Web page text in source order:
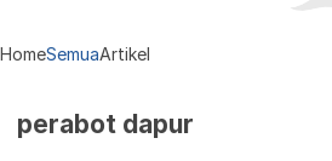
HomeSemuaArtikel
perabot dapur